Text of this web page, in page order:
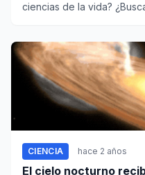
ciencias de la vida?
CIENCIA hace 2 años
El cielo nocturno